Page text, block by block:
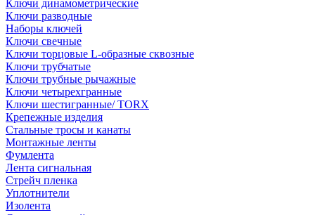
Ключи динамометрические
Ключи разводные
Наборы ключей
Ключи свечные
Ключи торцовые L-образные сквозные
Ключи трубчатые
Ключи трубные рычажные
Ключи четырехгранные
Ключи шестигранные/ TORX
Крепежные изделия
Стальные тросы и канаты
Монтажные ленты
Фумлента
Лента сигнальная
Стрейч пленка
Уплотнители
Изолента